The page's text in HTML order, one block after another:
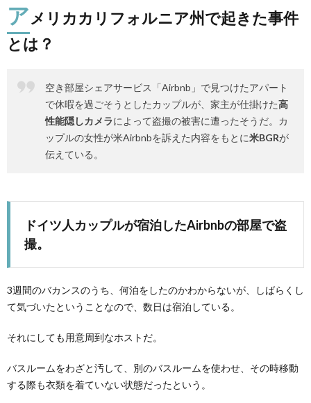
アメリカカリフォルニア州で起きた事件
とは？
空き部屋シェアサービス「Airbnb」で見つけたアパート
で休暇を過ごそうとしたカップルが、家主が仕掛けた高
性能隠しカメラによって盗撮の被害に遭ったそうだ。カ
ップルの女性が米Airbnbを訴えた内容をもとに米BGRが
伝えている。
ドイツ人カップルが宿泊したAirbnbの部屋で盗
撮。
3週間のバカンスのうち、何泊をしたのかわからないが、しばらくし
て気づいたということなので、数日は宿泊している。
それにしても用意周到なホストだ。
バスルームをわざと汚して、別のバスルームを使わせ、その時移動
する際も衣類を着ていない状態だったという。